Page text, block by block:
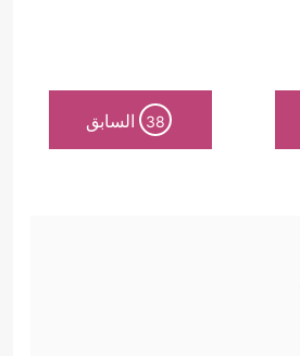
38 السابق